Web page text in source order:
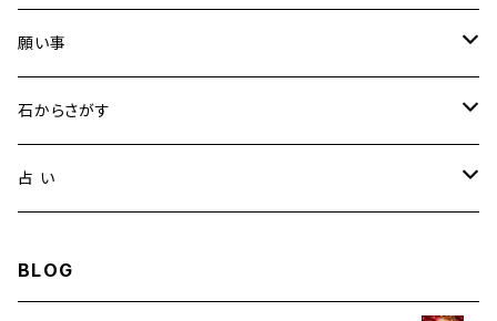
願い事
健康・恋愛・愛情
精神安定・安らぎ
石からさがす
アイオライト
占 い
BLOG